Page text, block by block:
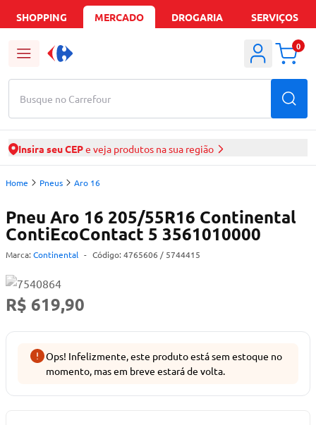
SHOPPING MERCADO DROGARIA SERVIÇOS
Busque no Carrefour
0
Insira seu CEPe veja produtos na sua região
Home Pneus Aro 16
Pneu Aro 16 205/55R16 Continental
ContiEcoContact 5 3561010000
Marca: Continental - Código: 4765606 / 5744415
R$ 619,90
Ops! Infelizmente, este produto está sem estoque no
momento, mas em breve estará de volta.